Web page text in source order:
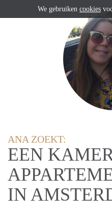
ANA ZOEKT:
EEN
IN
We gebruiken cookies